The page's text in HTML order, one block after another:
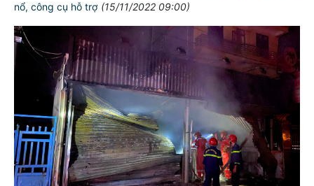
nổ, công cụ hỗ trợ (15/11/2022 09:00)